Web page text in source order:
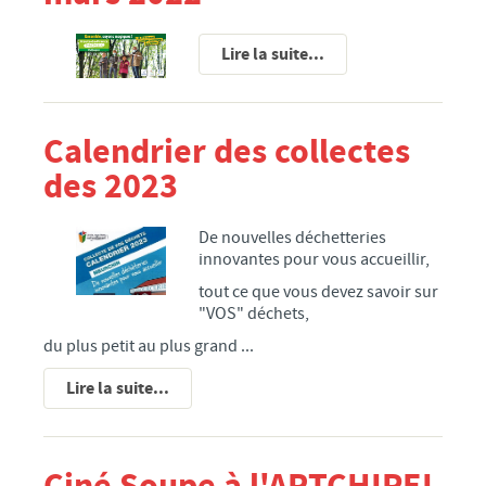
PROPOS DES ÉLUS DE LA MAJORITÉ
PROPOS DES ÉLUS DE L’OPPOSITION
CONSEIL MUNICIPAL JEUNES
ELECTIONS
PARTENAIRES DE LA VILLE
MÉDIATHÈQUE
ÉCOLE MUNICIPALE D'ARTS PLASTIQUES
ACTIVITÉS BIEN-ÊTRE
ÉCOLES/JEUNESSE
ÉCOLE PRIMAIRE
Lire la suite...
Calendrier des collectes
des 2023
De nouvelles déchetteries
innovantes pour vous accueillir,
tout ce que vous devez savoir sur
"VOS" déchets,
du plus petit au plus grand ...
Lire la suite...